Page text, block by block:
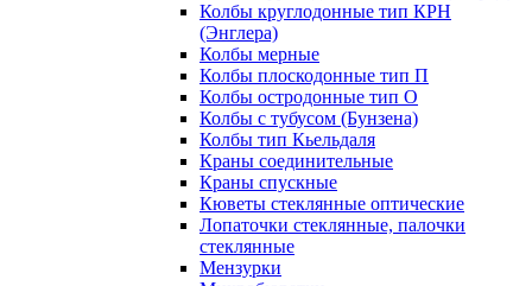
Колбы круглодонные тип КРН
(Энглера)
Колбы мерные
Колбы плоскодонные тип П
Колбы остродонные тип О
Колбы с тубусом (Бунзена)
Колбы тип Кьельдаля
Краны соединительные
Краны спускные
Кюветы стеклянные оптические
Лопаточки стеклянные, палочки
стеклянные
Мензурки